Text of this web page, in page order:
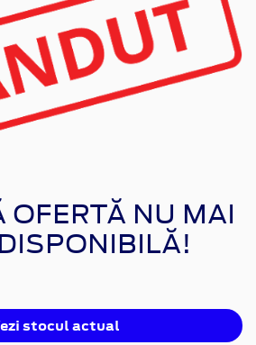
OFERTĂ NU MAI
stocul actual